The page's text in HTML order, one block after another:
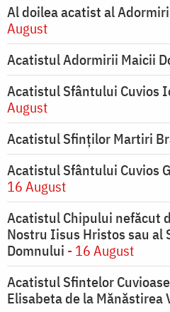
Al doilea acatist al
August
Acatistul Adormirii Maicii
Acatistul Sfântului Cuvios
August
Acatistul Sfinților Martiri
Acatistul Sfântului Cuvios
16 August
Acatistul Chipului nefăcut
Nostru Iisus Hristos sau al
Domnului - 16 August
Acatistul Sfintelor
Elisabeta de la Mănăstirea